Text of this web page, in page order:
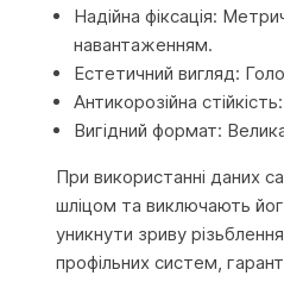
Надійна фіксація:
навантаженням.
Естетичний вигляд:
Антикорозійна
Вигідний формат:
При використанні даних
шліцом та виключають
уникнути зриву
профільних систем,